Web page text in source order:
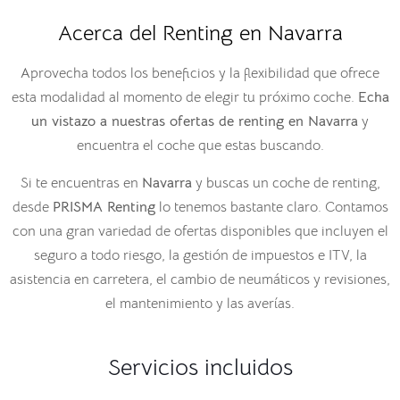
Acerca del Renting en Navarra
Aprovecha todos los beneficios y la flexibilidad que ofrece
esta modalidad al momento de elegir tu próximo coche. Echa
un vistazo a nuestras ofertas de renting en Navarra y
encuentra el coche que estas buscando.
Si te encuentras en Navarray buscas un coche de renting,
desde PRISMA Rentinglo tenemos bastante claro. Contamos
con una gran variedad de ofertas disponibles que incluyen el
seguro a todo riesgo, la gestión de impuestos e ITV, la
asistencia en carretera, el cambio de neumáticos y revisiones,
el mantenimiento y las averías.
Servicios incluidos